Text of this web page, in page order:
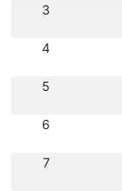
3
4
5
6
7